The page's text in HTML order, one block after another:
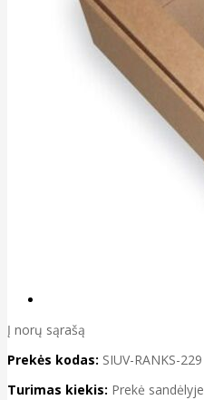
Į norų sąrašą
Prekės kodas: SIUV-RANKS-229
Turimas kiekis: Prekė sandėlyje